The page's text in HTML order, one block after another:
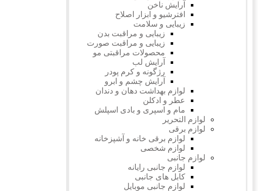
آرایش ناخن
افترشیو و ابزار اصلاح
زیبایی و سلامت
زیبایی و مراقبت بدن
زیبایی و مراقبت صورت
محصولات مراقبتی مو
آرایش لب
رژگونه و کرم پودر
آرایش چشم و ابرو
لوازم بهداشت دهان و دندان
عطر و ادکلن
مام و اسپری و بادی اسپلش
لوازم التحریر
لوازم برقی
لوازم برقی خانه و آشپزخانه
لوازم شخصی
لوازم جانبی
لوازم جانبی رایانه
کابل های جانبی
لوازم جانبی موبایل